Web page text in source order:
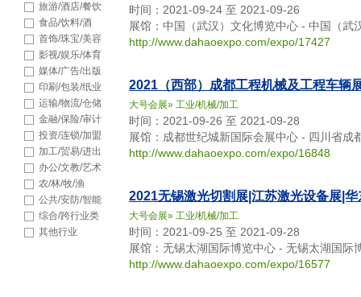
旅游/酒店/餐饮
食品/饮料/酒
首饰/珠宝/美容
影视/娱乐/体育
媒体/广告/出版
印刷/包装/纸业
运输/物流/仓储
金融/保险/审计
投资/连锁/加盟
加工/贸易/进出
口 办公/文教/艺术
农/林/牧/渔
公共/安防/智能
综合/跨行业类
其他行业
时间：2021-09-24 至 2021-09-26
展馆：中国（武汉）文化博览中心 - 中国（武
http://www.dahaoexpo.com/expo/17427
2021（西部）成都工程机械及工程车辆
大号会展» 工业/机械/加工
时间：2021-09-26 至 2021-09-28
展馆：成都世纪城新国际会展中心 - 四川省
http://www.dahaoexpo.com/expo/16848
2021无锡激光切割展|江苏激光设备展|
大号会展» 工业/机械/加工
时间：2021-09-25 至 2021-09-28
展馆：无锡太湖国际博览中心 - 无锡太湖国际
http://www.dahaoexpo.com/expo/16577